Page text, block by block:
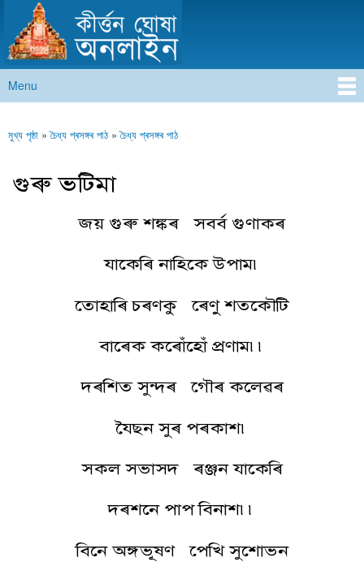
main
content
কীৰ্ত্তন ঘোষা অনলাইন
Main menu
Menu
You are here
মুখ্য পৃষ্ঠা »চৈধ্য প্ৰসঙ্গৰ পাঠ»চৈধ্য প্ৰসঙ্গৰ পাঠ
গুৰু ভটিমা
জয় গুৰু শঙ্কৰ সবৰ্ব গুণাকৰ
যাকেৰি নাহিকে উপাম৷
তোহাৰি চৰণকু ৰেণু শতকৌটি
বাৰেক কৰোঁহোঁ প্ৰণাম৷৷
দৰশিত সুন্দৰ গৌৰ কলেৱৰ
যৈছন সুৰ পৰকাশ৷
সকল সভাসদ ৰঞ্জন যাকেৰি
দৰশনে পাপ বিনাশ৷৷
বিনে অঙ্গভূষণ পেখি সুশোভন